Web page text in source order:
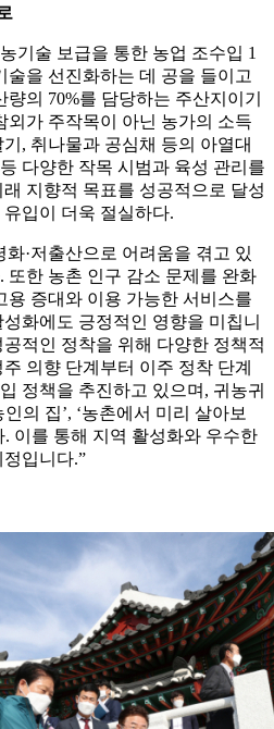
기술 보급을 통한 농업 조수입 1
술을 선진화하는 데 공을 들이고
의 70%를 담당하는 주산지이기
외가 주작목이 아닌 농가의 소득
, 취나물과 공심채 등의 아열대
다양한 작목 시범과 육성 관리를
지향적 목표를 성공적으로 달성
입이 더욱 절실하다.
·저출산으로 어려움을 겪고 있
또한 농촌 인구 감소 문제를 완화
용 증대와 이용 가능한 서비스를
화에도 긍정적인 영향을 미칩니
적인 정착을 위해 다양한 정책적
의향 단계부터 이주 정착 단계
정책을 추진하고 있으며, 귀농귀
의 집’, ‘농촌에서 미리 살아보
이를 통해 지역 활성화와 우수한
입니다.”